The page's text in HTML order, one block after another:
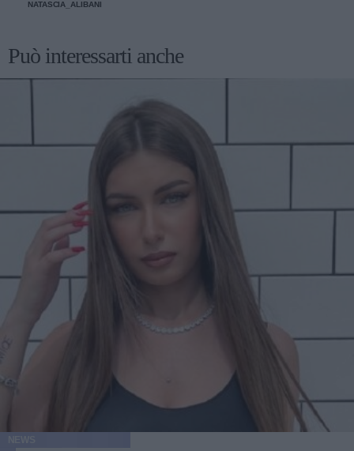
NATASCIA_ALIBANI
Può interessarti anche